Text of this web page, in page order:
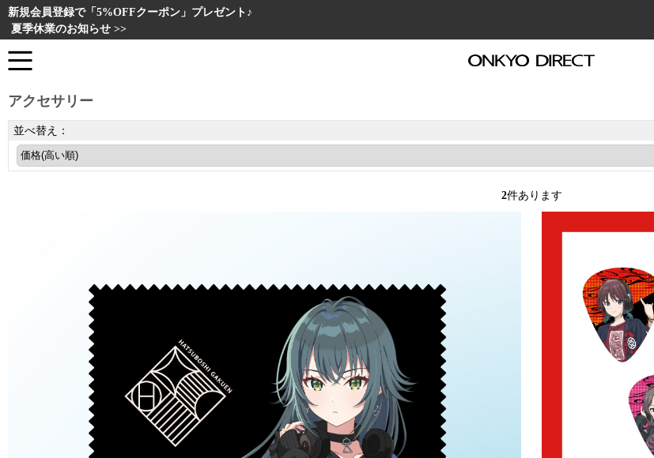
新規会員登録で「5%OFFクーポン」プレゼント♪
夏季休業のお知らせ >>
アクセサリー
並べ替え：
2件あります